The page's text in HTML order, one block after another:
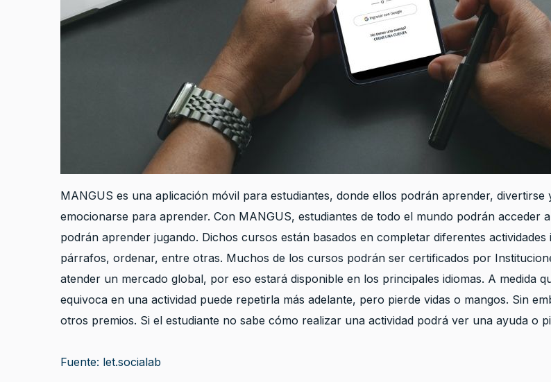
MANGUS es una aplicación móvil para estudiantes, donde ellos podrán aprender,
emocionarse para aprender. Con MANGUS, estudiantes de todo el mundo podrán
podrán aprender jugando. Dichos cursos están basados en completar diferentes
párrafos, ordenar, entre otras. Muchos de los cursos podrán ser certificados por
atender un mercado global, por eso estará disponible en los principales idiomas. A medida
equivoca en una actividad puede repetirla más adelante, pero pierde vidas o mangos. Sin
otros premios. Si el estudiante no sabe cómo realizar una actividad podrá ver una ayuda o
Fuente: let.socialab